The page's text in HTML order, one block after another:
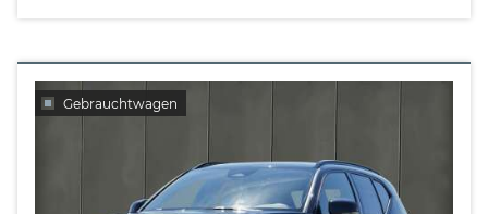
Gebrauchtwagen